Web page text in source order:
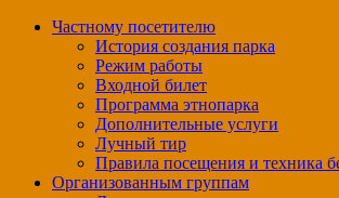
Частному посетителю
История создания парка
Режим работы
Входной билет
Программа этнопарка
Дополнительные услуги
Лучный тир
Правила посещения и техника
Организованным группам